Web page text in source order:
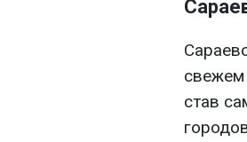
свежем
став